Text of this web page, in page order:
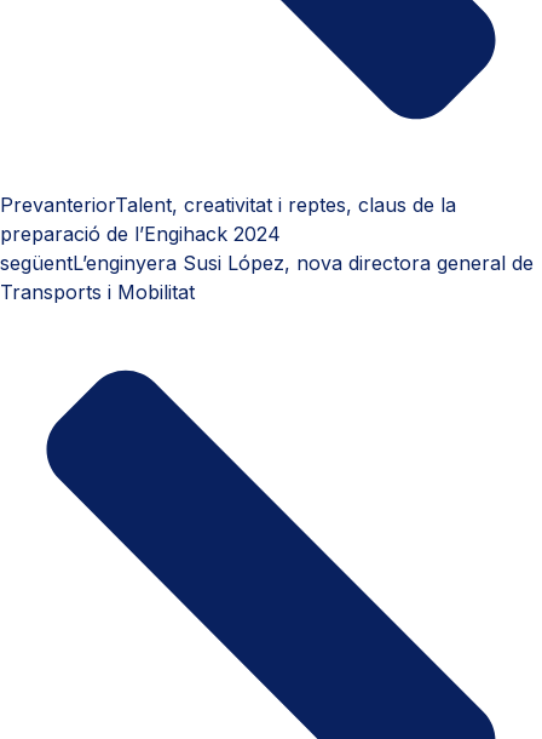
PrevanteriorTalent, creativitat i reptes, claus de la
preparació de l’Engihack 2024
següentL’enginyera Susi López, nova directora general de
Transports i Mobilitat